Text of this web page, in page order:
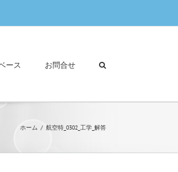
ース お問合せ
ホーム 航空特_0302_工学_解答